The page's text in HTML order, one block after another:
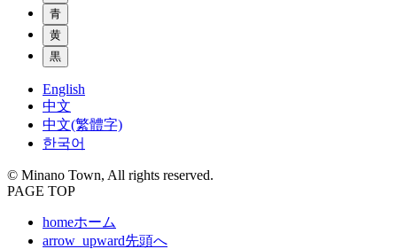
青
黄
黒
English
中文
中文(繁體字)
한국어
© Minano Town, All rights reserved.
PAGE TOP
homeホーム
arrow_upward先頭へ